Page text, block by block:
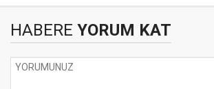
HABERE YORUM KAT